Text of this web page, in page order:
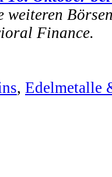
weiteren
Finance.
, Edelmetalle